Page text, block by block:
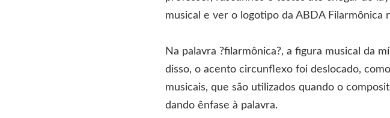
musical e ver o logotipo da ABDA Filarmônica
Na palavra ?filarmônica?, a figura musical da
disso, o acento circunflexo foi deslocado,
musicais, que são utilizados quando o
dando ênfase à palavra.